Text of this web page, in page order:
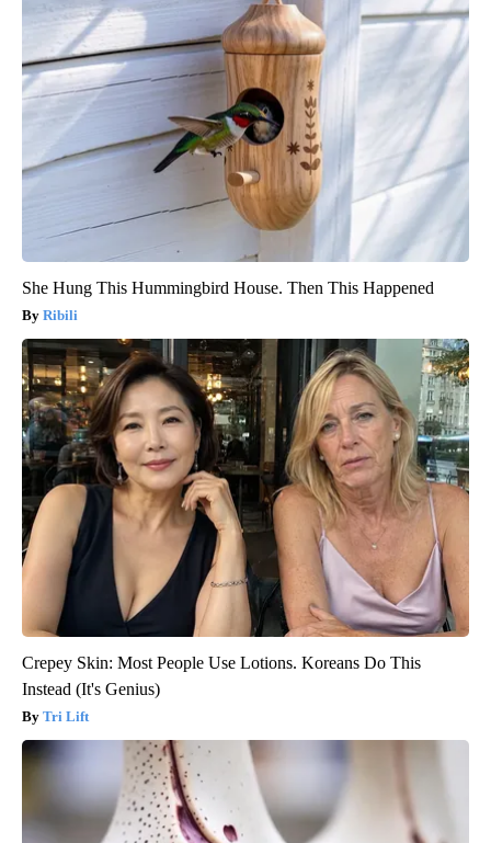
She Hung This Hummingbird House. Then This Happened
Ribili
Crepey Skin: Most People Use Lotions. Koreans Do This
Instead (It's Genius)
Tri Lift